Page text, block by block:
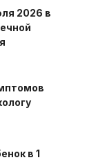
2026 в
в 1